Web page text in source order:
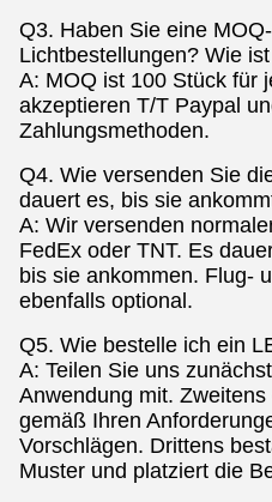
Q3. Haben Sie eine
Lichtbestellungen? Wie
A: MOQ ist 100 Stück für
akzeptieren T/T Paypal
Zahlungsmethoden.
Q4. Wie versenden Sie
dauert es, bis sie
A: Wir versenden
FedEx oder TNT. Es
bis sie ankommen. Flug-
ebenfalls optional.
Q5. Wie bestelle ich ein
A: Teilen Sie uns
Anwendung mit.
gemäß Ihren
Vorschlägen. Drittens
Muster und platziert die